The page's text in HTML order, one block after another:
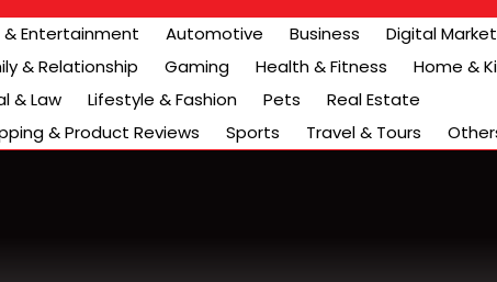
& Entertainment Automotive Business
Digital
& Relationship
Gaming Health & Fitness
Home &
& Law
Lifestyle & Fashion Pets
Real Estate
& Product Reviews
Sports Travel & Tours